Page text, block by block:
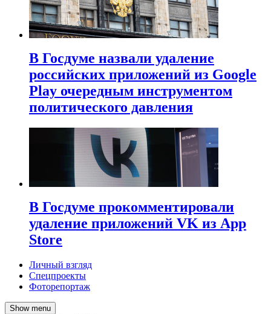
В Госдуме назвали удаление
российских приложений из Google
Play очередным инструментом
политического давления
В Госдуме прокомментировали
удаление приложений VK из App
Store
Личный взгляд
Спецпроекты
Фоторепортаж
Show menu